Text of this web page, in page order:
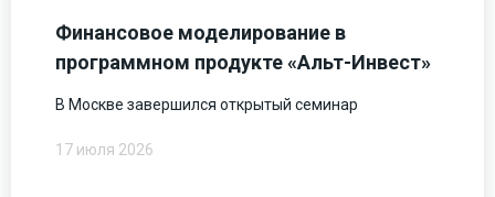
Финансовое моделирование в
программном продукте «Альт-Инвест»
В Москве завершился открытый семинар
17 июля 2026